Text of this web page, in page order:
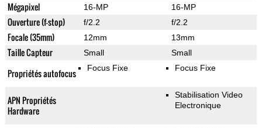
Mégapixel 16-MP 16-MP
Ouverture (f-stop) f/2.2 f/2.2
Focale (35mm) 12mm 13mm
Taille Capteur Small Small
Propriétés autofocus Focus Fixe Focus Fixe
APN Propriétés
Hardware
Stabilisation Video
Electronique